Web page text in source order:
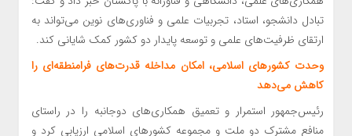
تبادل دانشجو، استاد، تجربیات علمی و فناوری‌های نوین می‌تواند به
ارتقای ظرفیت‌های علمی و توسعه پایدار دو کشور کمک شایانی کند.
وحدت کشورهای اسلامی، امکان مداخله قدرت‌های فرامنطقه‌ای را
کاهش می‌دهد
رئیس‌جمهور استمرار و تعمیق همکاری‌های دوجانبه را در راستای
منافع مشترک دو ملت و مجموعه کشورهای اسلامی ارزیابی کرد و